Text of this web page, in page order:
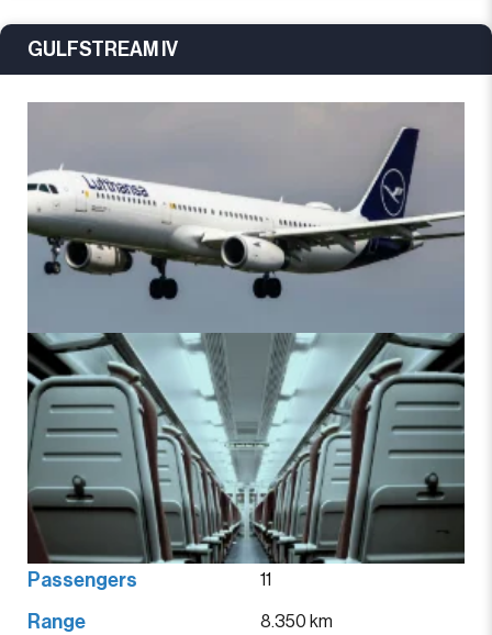
GULFSTREAM IV
Passengers 11
Range 8.350 km